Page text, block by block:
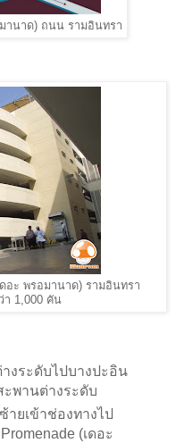
านาด) ถนน รามอินทรา
อะ พรอมานาด) รามอินทรา
า 1,000 คัน
งระดับไปบางปะอิน
ะพานต่างระดับ
ยเข้าช่องทางไป
(เดอะ